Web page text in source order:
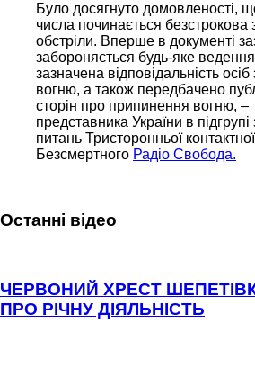
Було досягнуто домовленості,
числа починається безстрокова
обстріли. Вперше в документі
забороняється будь-яке
зазначена відповідальність осіб
вогню, а також передбачено
сторін про припинення вогню, –
представника України в підгрупі
питань Тристоронньої
Безсмертного Радіо Свобода.
Останні відео
ЧЕРВОНИЙ ХРЕСТ
ПРО РІЧНУ ДІЯЛЬНІСТЬ